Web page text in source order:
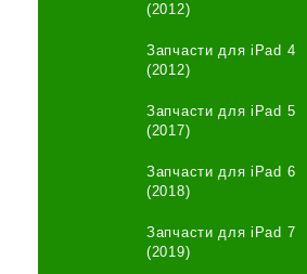
(2012)
Запчасти для iPad 4
(2012)
Запчасти для iPad 5
(2017)
Запчасти для iPad 6
(2018)
Запчасти для iPad 7
(2019)